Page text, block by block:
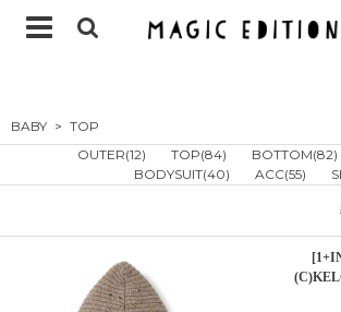
BABY
TOP
OUTER(12)
TOP(84) BOTTOM(82)
BODYSUIT(40)
ACC(55)